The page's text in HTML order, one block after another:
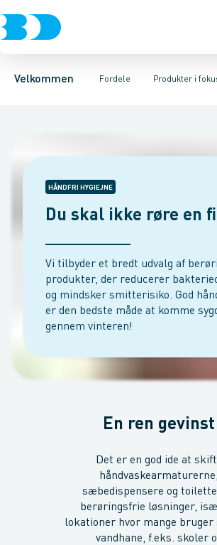
Velkommen Fordele
ProdukterKontaktBæredygtighedBD+
Produkter i
Kampagner og messer24-7 BD app
Leverandører ProduktdokumenterEgne
HÅNDFRI HYGIEJNE
Du skal ikke røre en
Vi tilbyder et bredt udvalg af
produkter, der reducerer
og mindsker smitterisiko. God
er den bedste måde at komme
gennem vinteren!
En ren gevinst
Det er en god ide at
håndvaskearmaturerne,
sæbedispensere og
berøringsfrie løsninger,
lokationer hvor mange bruger
vandhane, f.eks. skoler